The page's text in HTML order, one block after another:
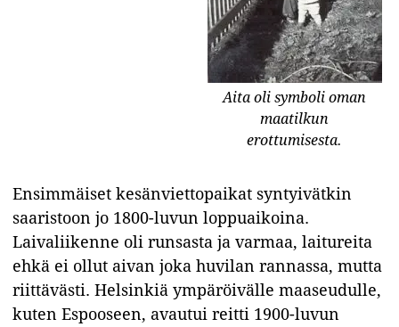
Aita oli symboli oman
maatilkun
erottumisesta.
Ensimmäiset kesänviettopaikat syntyivätkin
saaristoon jo 1800-luvun loppuaikoina.
Laivaliikenne oli runsasta ja varmaa, laitureita
ehkä ei ollut aivan joka huvilan rannassa, mutta
riittävästi. Helsinkiä ympäröivälle maaseudulle,
kuten Espooseen, avautui reitti 1900-luvun